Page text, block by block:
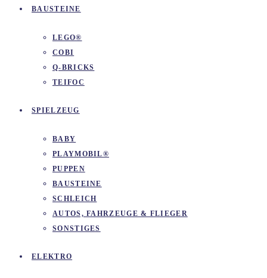
BAUSTEINE
LEGO®
COBI
Q-BRICKS
TEIFOC
SPIELZEUG
BABY
PLAYMOBIL®
PUPPEN
BAUSTEINE
SCHLEICH
AUTOS, FAHRZEUGE & FLIEGER
SONSTIGES
ELEKTRO